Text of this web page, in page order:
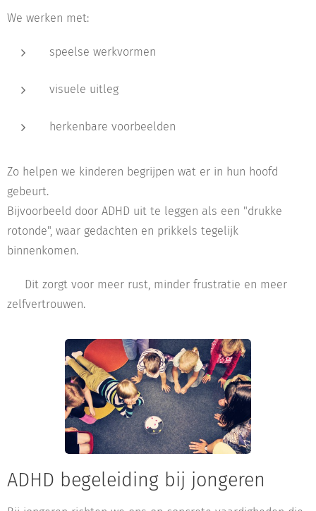
We werken met:
speelse werkvormen
visuele uitleg
herkenbare voorbeelden
Zo helpen we kinderen begrijpen wat er in hun hoofd
gebeurt.
Bijvoorbeeld door ADHD uit te leggen als een "drukke
rotonde", waar gedachten en prikkels tegelijk
binnenkomen.
👉 Dit zorgt voor meer rust, minder frustratie en meer
zelfvertrouwen.
ADHD begeleiding bij jongeren